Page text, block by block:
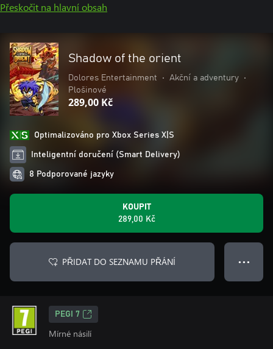
Přeskočit na hlavní obsah
Shadow of the orient
Dolores Entertainment • Akční a adventury
•
Plošinové
289,00 Kč
Optimalizováno pro Xbox Series X|S
Inteligentní doručení (Smart Delivery)
8 Podporované jazyky
KOUPIT
289,00 Kč
PŘIDAT DO SEZNAMU PŘÁNÍ ● ● ●
PEGI 7
Mírné násilí